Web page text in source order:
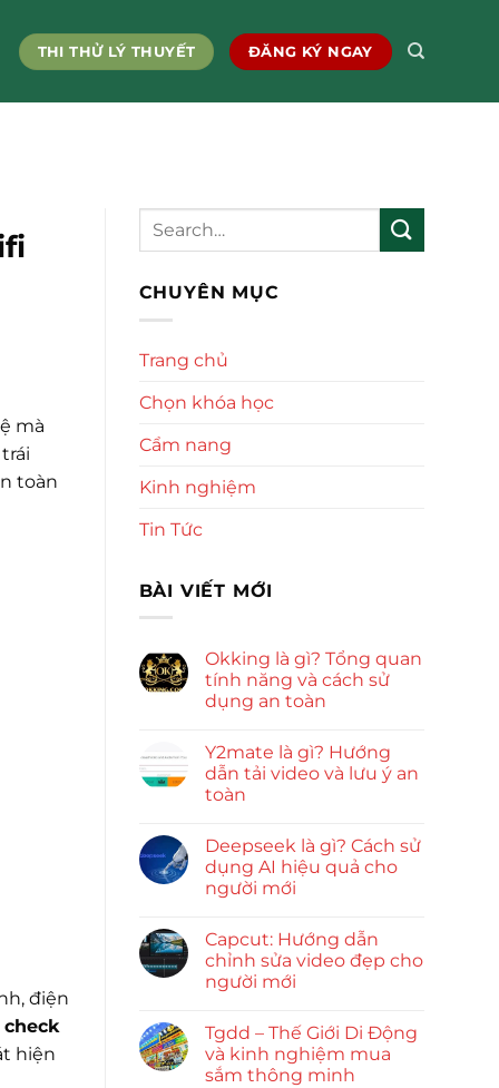
THI THỬ LÝ THUYẾT ĐĂNG KÝ NGAY
mà
toàn
điện
check
hiện
CHUYÊN MỤC
Trang chủ
Chọn khóa học
Cẩm nang
Kinh nghiệm
Tin Tức
BÀI VIẾT MỚI
Okking là gì? Tổng quan
tính năng và cách sử
dụng an toàn
Y2mate là gì? Hướng
dẫn tải video và lưu ý an
toàn
Deepseek là gì? Cách sử
dụng AI hiệu quả cho
người mới
Capcut: Hướng dẫn
chỉnh sửa video đẹp cho
người mới
Tgdd – Thế Giới Di Động
và kinh nghiệm mua
sắm thông minh